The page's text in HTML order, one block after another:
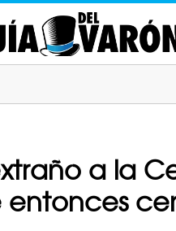
a la
entonces